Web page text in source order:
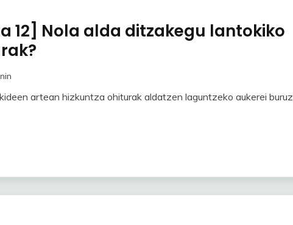
12] Nola alda ditzakegu lantokiko
artean hizkuntza ohiturak aldatzen laguntzeko aukerei buruz